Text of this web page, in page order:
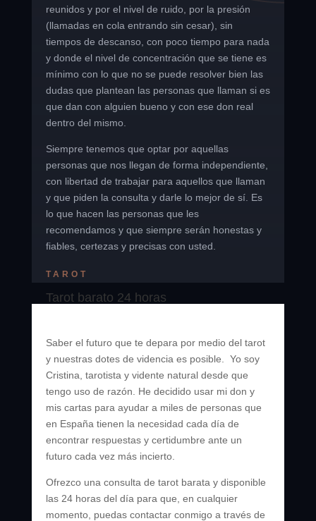
reunidos y por el nivel de ruido, por la presión
(llamadas en cola entrando sin cesar), sin
tiempos de descanso, con poco tiempo para nada
y donde el nivel de concentración que se tiene es
mínimo con lo que no se puede resolver bien las
dudas que plantean las personas que llaman si es
que dan con alguien bueno y con ese don real
dentro del mismo.
Siempre tenemos que optar por aquellas
personas que nos llegan de forma independiente,
con libertad de trabajar para aquellos que llaman
y que piden la consulta y darle lo mejor de sí. Es
lo que hacen las personas que les
recomendamos y que siempre serán honestas y
fiables, certezas y precisas con usted.
TAROT
Tarot barato 24 horas
Saber el futuro que te depara por medio del tarot
y nuestras dotes de videncia es posible. Yo soy
Cristina, tarotista y vidente natural desde que
tengo uso de razón. He decidido usar mi don y
mis cartas para ayudar a miles de personas que
en España tienen la necesidad cada día de
encontrar respuestas y certidumbre ante un
futuro cada vez más incierto.
Ofrezco una consulta de tarot barata y disponible
las 24 horas del día para que, en cualquier
momento, puedas contactar conmigo a través de